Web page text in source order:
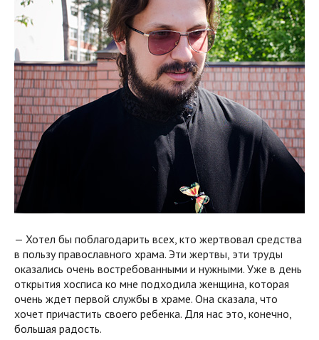
— Хотел бы поблагодарить всех, кто жертвовал средства
в пользу православного храма. Эти жертвы, эти труды
оказались очень востребованными и нужными. Уже в день
открытия хосписа ко мне подходила женщина, которая
очень ждет первой службы в храме. Она сказала, что
хочет причастить своего ребенка. Для нас это, конечно,
большая радость.